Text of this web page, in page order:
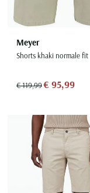
Meyer
Shorts khaki normale fit
€ 119,99€ 95,99